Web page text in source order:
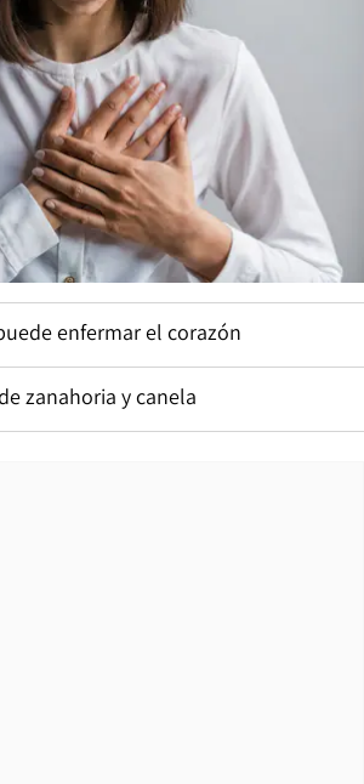
enfermar el corazón
zanahoria y canela